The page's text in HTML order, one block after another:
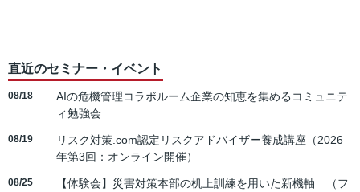
直近のセミナー・イベント
08/18
AIの危機管理コラボルーム企業の知恵を集めるコミュニテ
ィ勉強会
08/19
リスク対策.com認定リスクアドバイザー養成講座（2026
年第3回：オンライン開催）
08/25
【体験会】災害対策本部の机上訓練を用いた新機軸 （フ